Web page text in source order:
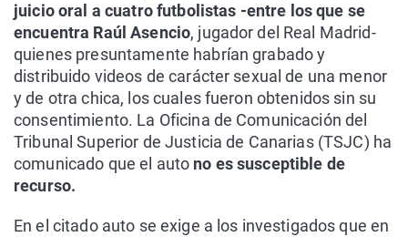
juicio oral a cuatro futbolistas -entre los que se
encuentra Raúl Asencio, jugador del Real Madrid-
quienes presuntamente habrían grabado y
distribuido videos de carácter sexual de una menor
y de otra chica, los cuales fueron obtenidos sin su
consentimiento. La Oficina de Comunicación del
Tribunal Superior de Justicia de Canarias (TSJC) ha
comunicado que el auto no es susceptible de
recurso.
En el citado auto se exige a los investigados que en